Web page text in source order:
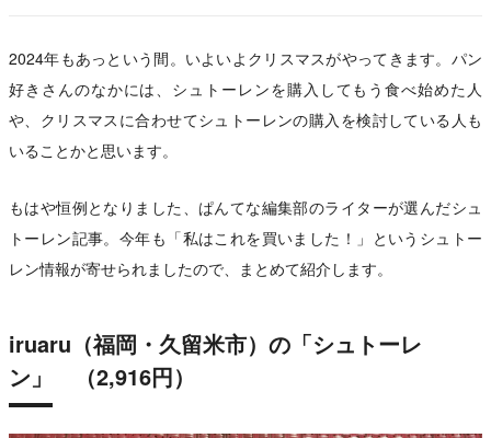
2024年もあっという間。いよいよクリスマスがやってきます。パン
好きさんのなかには、シュトーレンを購入してもう食べ始めた人
や、クリスマスに合わせてシュトーレンの購入を検討している人も
いることかと思います。
もはや恒例となりました、ぱんてな編集部のライターが選んだシュ
トーレン記事。今年も「私はこれを買いました！」というシュトー
レン情報が寄せられましたので、まとめて紹介します。
iruaru（福岡・久留米市）の「シュトーレ
ン」 （2,916円）